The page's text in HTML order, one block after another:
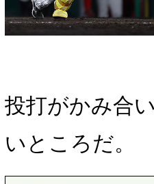
投打がかみ合
いところだ。